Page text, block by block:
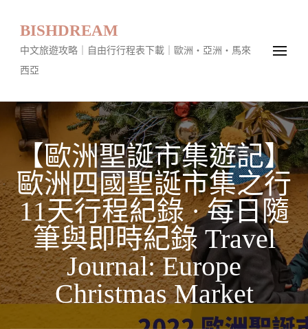
BISHDREAM
中文旅遊攻略｜自由行行程表下載｜歐洲・亞洲・馬來
西亞
【歐洲聖誕市集遊記】
歐洲四國聖誕市集之行
11天行程紀錄 · 每日隨
筆與即時紀錄 Travel
Journal: Europe
Christmas Market